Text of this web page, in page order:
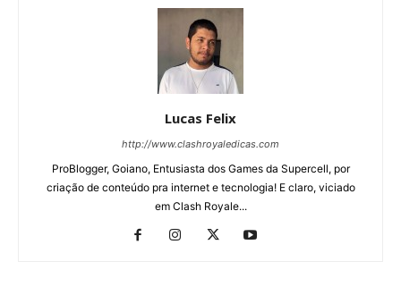
Lucas Felix
http://www.clashroyaledicas.com
ProBlogger, Goiano, Entusiasta dos Games da Supercell, por
criação de conteúdo pra internet e tecnologia! E claro, viciado
em Clash Royale...